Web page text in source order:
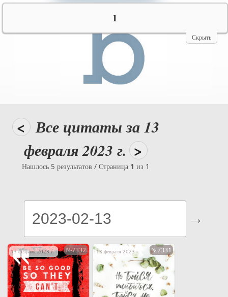
< Все цитаты за 13
февраля 2023 г. >
Нашлось 5 результатов / Страница 1 из 1
13 февраля 2023 г. в 17:55№7332 13 февраля 2023 г. в 16:57№7331
Скрыть
1